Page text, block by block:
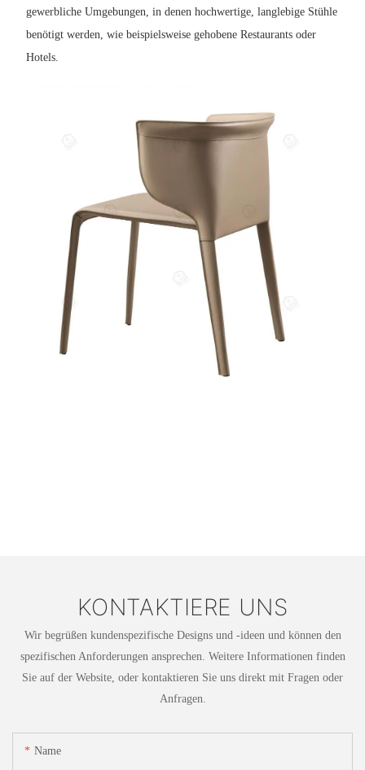
gewerbliche Umgebungen, in denen hochwertige, langlebige Stühle
benötigt werden, wie beispielsweise gehobene Restaurants oder
Hotels.
KONTAKTIERE UNS
Wir begrüßen kundenspezifische Designs und -ideen und können den
spezifischen Anforderungen ansprechen. Weitere Informationen finden
Sie auf der Website, oder kontaktieren Sie uns direkt mit Fragen oder
Anfragen.
Name